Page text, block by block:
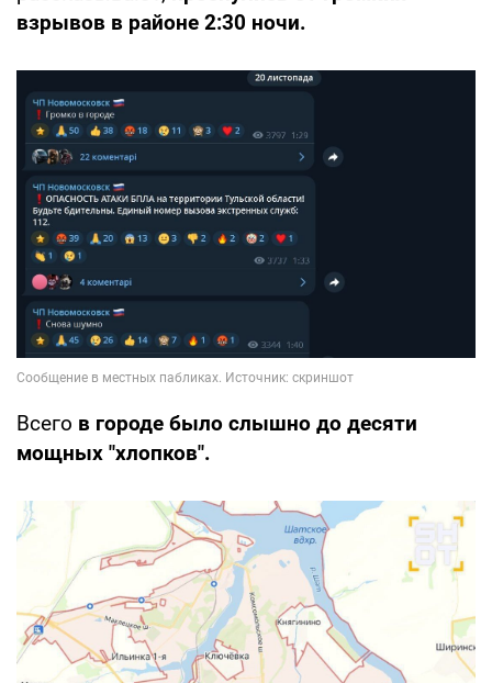
взрывов в районе 2:30 ночи.
Всего в городе было слышно до десяти
мощных "хлопков".